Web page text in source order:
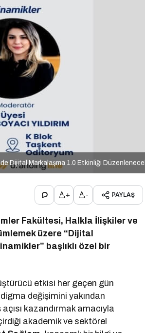
Dijital Markalaşma 1.0 Etkinliği
+ - PAYLAŞ
Fakültesi, Halkla İlişkiler ve
üzere “Dijital
başlıklı özel bir
etkisi her geçen gün
değişimini yakından
kazandırmak amacıyla
akademik ve sektörel